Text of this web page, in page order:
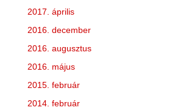
2017. április
2016. december
2016. augusztus
2016. május
2015. február
2014. február